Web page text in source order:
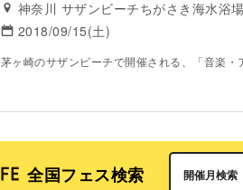
神奈川 サザンビーチちがさき海水浴場
2018/09/15(土)
茅ヶ崎のサザンビーチで開催される、「音楽・
全国フェス検索